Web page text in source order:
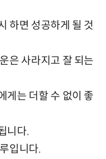
하면 성공하게 될 것
은 사라지고 잘 되는
게는 더할 수 없이 좋
니다.
입니다.